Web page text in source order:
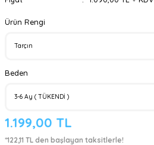
Ürün Rengi
Beden
1.199,00 TL
*122,11 TL den başlayan taksitlerle!